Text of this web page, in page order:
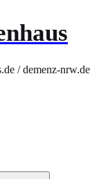
/ demenz-nrw.de